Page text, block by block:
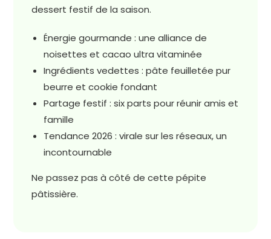
dessert festif de la saison.
Énergie gourmande : une alliance de
noisettes et cacao ultra vitaminée
Ingrédients vedettes : pâte feuilletée pur
beurre et cookie fondant
Partage festif : six parts pour réunir amis et
famille
Tendance 2026 : virale sur les réseaux, un
incontournable
Ne passez pas à côté de cette pépite
pâtissière.